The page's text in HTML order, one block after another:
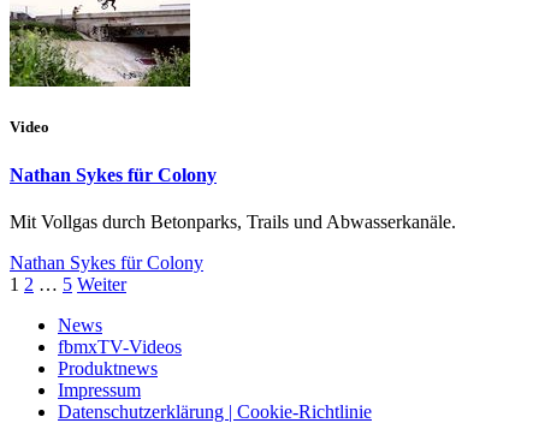
Video
Nathan Sykes für Colony
Mit Vollgas durch Betonparks, Trails und Abwasserkanäle.
Nathan Sykes für Colony
1 2 … 5 Weiter
News
fbmxTV-Videos
Produktnews
Impressum
Datenschutzerklärung | Cookie-Richtlinie